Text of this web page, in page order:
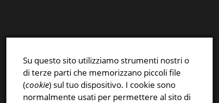
Instagram
Privacy & Cookies Policy
Su questo sito utilizziamo strumenti nostri o
di terze parti che memorizzano piccoli file
(cookie) sul tuo dispositivo. I cookie sono
normalmente usati per permettere al sito di